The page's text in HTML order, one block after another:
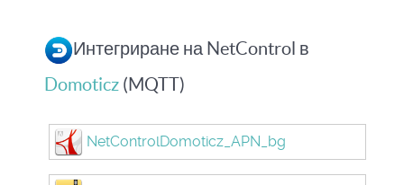
Интегриране на NetControl в
Domoticz (MQTT)
NetControlDomoticz_APN_bg